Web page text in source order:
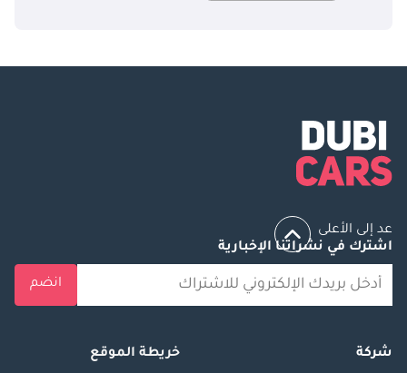
عد إلى الأعلى
اشترك في نشراتنا الإخبارية
انضم
شركة
خريطة الموقع